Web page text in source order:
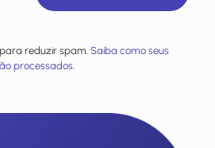
reduzir spam. Saiba como seus
processados